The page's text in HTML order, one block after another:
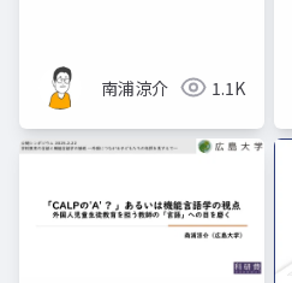
生授業の展開とそのカ
リキュラム的位置―多
言語多文化化する学校
の小片としての意図と
南浦涼介 1.1K